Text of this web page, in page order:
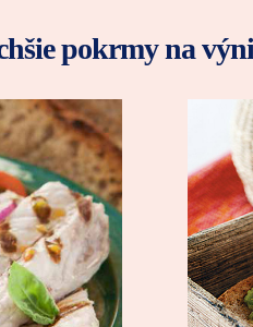
pokrmy na